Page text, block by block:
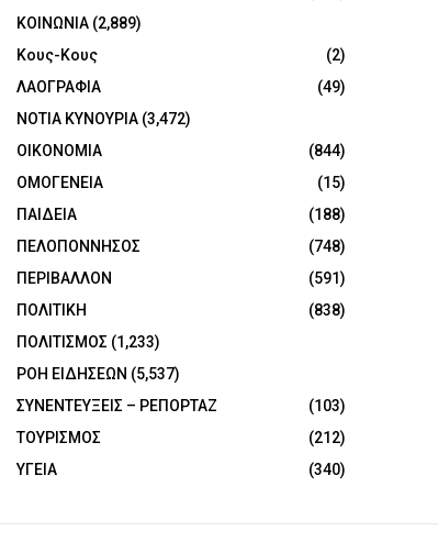
ΚΟΙΝΩΝΙΑ (2,889)
Κους-Κους
(2)
ΛΑΟΓΡΑΦΙΑ
(49)
ΝΟΤΙΑ ΚΥΝΟΥΡΙΑ (3,472)
ΟΙΚΟΝΟΜΙΑ
(844)
ΟΜΟΓΕΝΕΙΑ
(15)
ΠΑΙΔΕΙΑ
(188)
ΠΕΛΟΠΟΝΝΗΣΟΣ
(748)
ΠΕΡΙΒΑΛΛΟΝ
(591)
ΠΟΛΙΤΙΚΗ
(838)
ΠΟΛΙΤΙΣΜΟΣ (1,233)
ΡΟΗ ΕΙΔΗΣΕΩΝ (5,537)
ΣΥΝΕΝΤΕΥΞΕΙΣ – ΡΕΠΟΡΤΑΖ
(103)
ΤΟΥΡΙΣΜΟΣ
(212)
ΥΓΕΙΑ
(340)